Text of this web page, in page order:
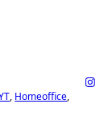
Homeoffice